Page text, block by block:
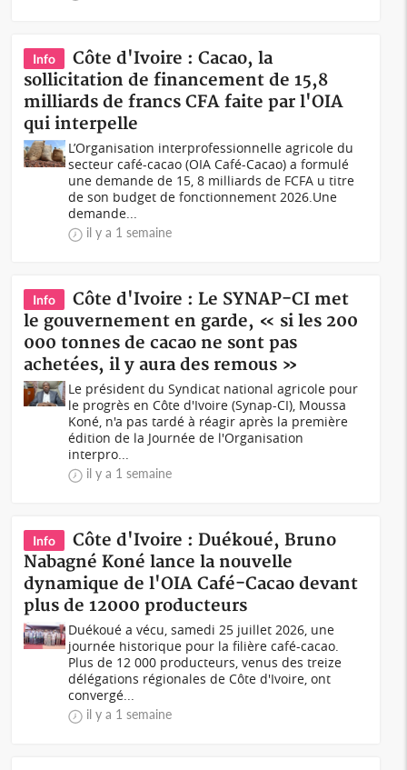
Info
Côte d'Ivoire : Cacao, la
sollicitation de financement de 15,8
milliards de francs CFA faite par l'OIA
qui interpelle
L’Organisation interprofessionnelle agricole du
secteur café-cacao (OIA Café-Cacao) a formulé
une demande de 15, 8 milliards de FCFA u titre
de son budget de fonctionnement 2026.Une
demande...
il y a 1 semaine
Info
Côte d'Ivoire : Le SYNAP-CI met
le gouvernement en garde, « si les 200
000 tonnes de cacao ne sont pas
achetées, il y aura des remous »
Le président du Syndicat national agricole pour
le progrès en Côte d'Ivoire (Synap-CI), Moussa
Koné, n'a pas tardé à réagir après la première
édition de la Journée de l'Organisation
interpro...
il y a 1 semaine
Info
Côte d'Ivoire : Duékoué, Bruno
Nabagné Koné lance la nouvelle
dynamique de l'OIA Café-Cacao devant
plus de 12000 producteurs
Duékoué a vécu, samedi 25 juillet 2026, une
journée historique pour la filière café-cacao.
Plus de 12 000 producteurs, venus des treize
délégations régionales de Côte d'Ivoire, ont
convergé...
il y a 1 semaine